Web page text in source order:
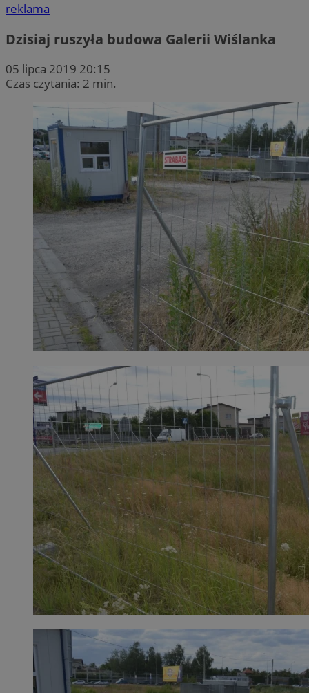
reklama
Dzisiaj ruszyła budowa Galerii Wiślanka
05 lipca 2019 20:15
Czas czytania: 2 min.